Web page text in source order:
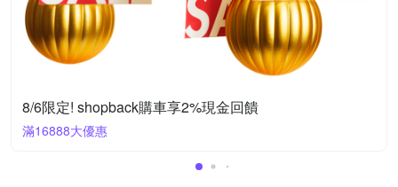
8/6限定! shopback購車享2%現金回饋
滿16888大優惠